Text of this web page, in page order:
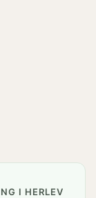
I HERLEV